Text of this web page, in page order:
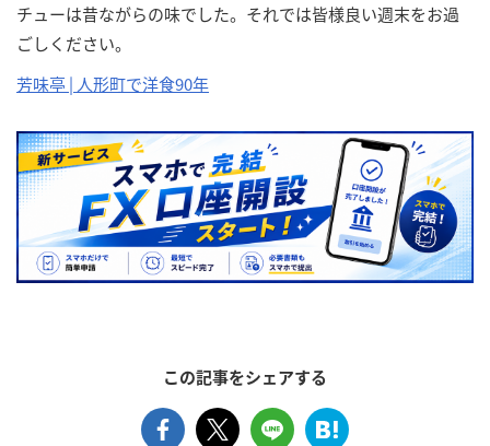
チューは昔ながらの味でした。それでは皆様良い週末をお過
ごしください。
芳味亭 | 人形町で洋食90年
この記事をシェアする